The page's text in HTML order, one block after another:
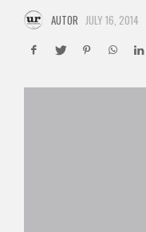
AUTOR JULY 16, 2014